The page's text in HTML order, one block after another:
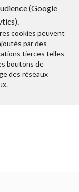
(Google
cookies peuvent
par des
tierces telles
boutons de
des réseaux